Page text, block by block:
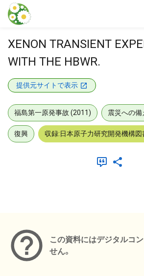
本文に飛ぶ
XENON TRANSIENT
WITH THE HBWR.
提供元サイトで表示
福島第一原発事故 (2011) 震災への備
復興 収録:日本原子力研究開発機構
この資料にはデジタルコ
せん。